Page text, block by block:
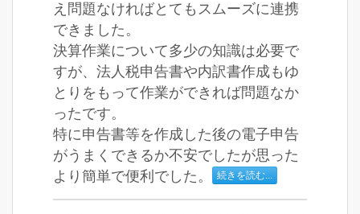
え問題なければとてもスムーズに連携
できました。
決算作業について多少の知識は必要で
すが、法人税申告書や内訳書作成もゆ
とりをもって作業ができれば問題なか
ったです。
特に申告書等を作成した後の電子申告
がうまくできるか不安でしたが思った
より簡単で便利でした。
続きを読む...